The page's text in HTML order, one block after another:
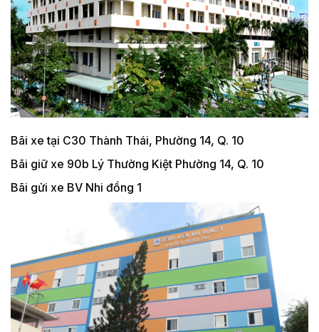
Bãi xe tại C30 Thành Thái, Phường 14, Q. 10
Bãi giữ xe 90b Lý Thường Kiệt Phường 14, Q. 10
Bãi gửi xe BV Nhi đồng 1